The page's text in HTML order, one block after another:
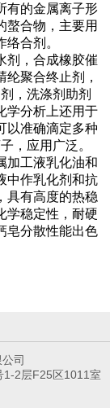
有的金属离子形
螯合物，主要用
络合剂。
剂，合成橡胶催
纶聚合终止剂，
，洗涤剂助剂
学分析上还用于
以准确滴定多种
，应用广泛。
加工液乳化油和
中作乳化剂和抗
具有高度的热稳
学稳定性，耐硬
皂分散性能出色
司
1-2层F25区1011室